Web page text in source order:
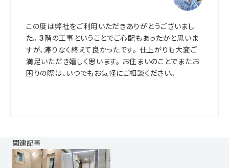
この度は弊社をご利用いただきありがとうございまし
た。 3階の工事ということでご心配もあったかと思いま
すが、滞りなく終えて良かったです。 仕上がりも大変ご
満足いただき嬉しく思います。 お住まいのことでまたお
困りの際は、いつでもお気軽にご相談ください。
関連記事